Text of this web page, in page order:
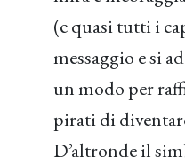
(e quasi tutti i
messaggio e si
un modo per
pirati di
D’altronde il